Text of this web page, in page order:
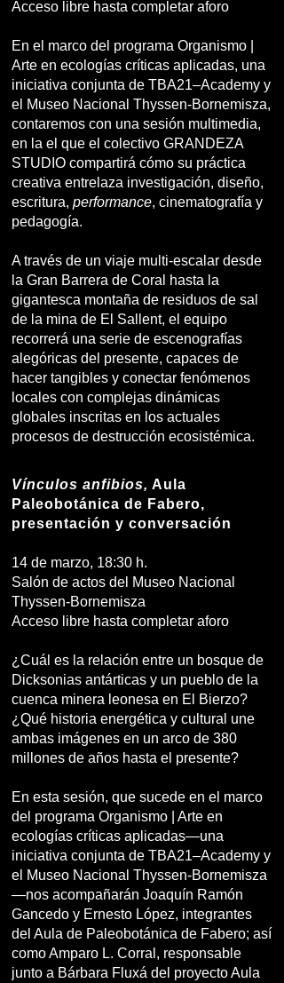
Acceso libre hasta completar aforo
En el marco del programa Organismo |
Arte en ecologías críticas aplicadas, una
iniciativa conjunta de TBA21–Academy y
el Museo Nacional Thyssen-Bornemisza,
contaremos con una sesión multimedia,
en la el que el colectivo GRANDEZA
STUDIO compartirá cómo su práctica
creativa entrelaza investigación, diseño,
escritura, performance, cinematografía y
pedagogía.
A través de un viaje multi-escalar desde
la Gran Barrera de Coral hasta la
gigantesca montaña de residuos de sal
de la mina de El Sallent, el equipo
recorrerá una serie de escenografías
alegóricas del presente, capaces de
hacer tangibles y conectar fenómenos
locales con complejas dinámicas
globales inscritas en los actuales
procesos de destrucción ecosistémica.
Vínculos anfibios, Aula
Paleobotánica de Fabero,
presentación y conversación
14 de marzo, 18:30 h.
Salón de actos del Museo Nacional
Thyssen-Bornemisza
Acceso libre hasta completar aforo
¿Cuál es la relación entre un bosque de
Dicksonias antárticas y un pueblo de la
cuenca minera leonesa en El Bierzo?
¿Qué historia energética y cultural une
ambas imágenes en un arco de 380
millones de años hasta el presente?
En esta sesión, que sucede en el marco
del programa Organismo | Arte en
ecologías críticas aplicadas—una
iniciativa conjunta de TBA21–Academy y
el Museo Nacional Thyssen-Bornemisza
—nos acompañarán Joaquín Ramón
Gancedo y Ernesto López, integrantes
del Aula de Paleobotánica de Fabero; así
como Amparo L. Corral, responsable
junto a Bárbara Fluxá del proyecto Aula